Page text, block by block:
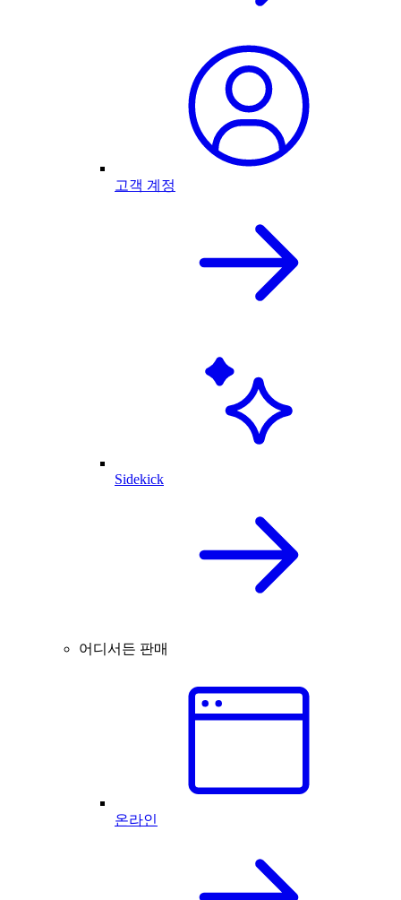
고객 계정
Sidekick
어디서든 판매
온라인